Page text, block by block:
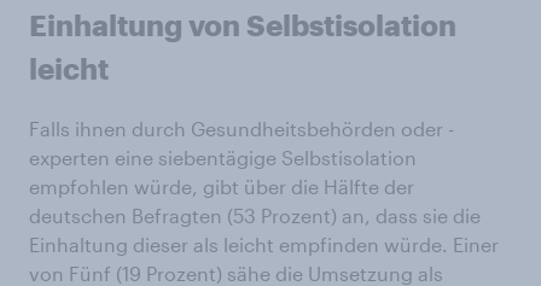
Einhaltung von Selbstisolation
leicht
Falls ihnen durch Gesundheitsbehörden oder -
experten eine siebentägige Selbstisolation
empfohlen würde, gibt über die Hälfte der
deutschen Befragten (53 Prozent) an, dass sie die
Einhaltung dieser als leicht empfinden würde. Einer
von Fünf (19 Prozent) sähe die Umsetzung als